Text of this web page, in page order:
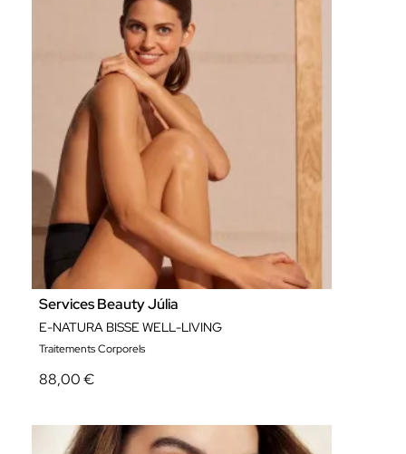
Services Beauty Júlia
E-NATURA BISSE WELL-LIVING
Traitements Corporels
88,00 €